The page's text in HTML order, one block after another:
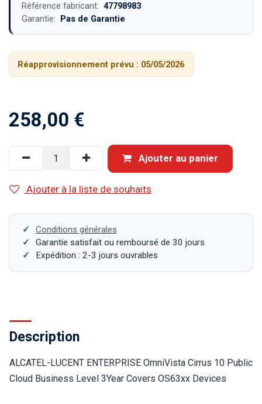
Référence fabricant: 47798983
Garantie:
Pas de Garantie
Réapprovisionnement prévu : 05/05/2026
258,00 €
Ajouter au panier
Ajouter à la liste de souhaits
Conditions générales
Garantie satisfait ou remboursé de 30 jours
Expédition : 2-3 jours ouvrables
Description
ALCATEL-LUCENT ENTERPRISE OmniVista Cirrus 10 Public
Cloud Business Level 3Year Covers OS63xx Devices